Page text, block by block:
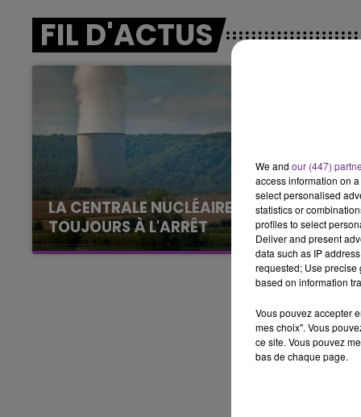
5h00 - 6h00
FIL D'ACTUS
LA CENTRALE NUCLÉAIRE DE CHOOZ
TOUJOURS À L'ARRÊT
Cela fait déjà une semaine que la centrale
nucléaire ardennaise est à l'arrêt. Une situation
justifiée par la sécheresse intense qui est
We and our (447)
access information on
select personalised
statistics or
profiles to select
Deliver and present
data such as IP
requested; Use precise
based on information
Vous pouvez accepter
mes choix". Vous
ce site. Vous pouvez
bas de chaque page.